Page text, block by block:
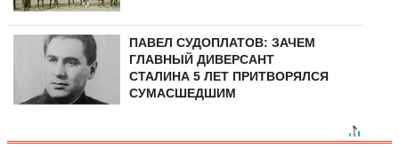
ПАВЕЛ СУДОПЛАТОВ: ЗАЧЕМ
ГЛАВНЫЙ ДИВЕРСАНТ
СТАЛИНА 5 ЛЕТ ПРИТВОРЯЛСЯ
СУМАСШЕДШИМ